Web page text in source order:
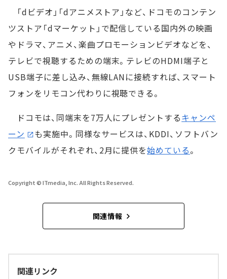
「dビデオ」「dアニメストア」など、ドコモのコンテン
ツストア「dマーケット」で配信している国内外の映画
やドラマ、アニメ、楽曲プロモーションビデオなどを、
テレビで視聴するための端末。テレビのHDMI端子と
USB端子に差し込み、無線LANに接続すれば、スマート
フォンをリモコン代わりに視聴できる。
ドコモは、同端末を7万人にプレゼントするキャンペ
ーン
も実施中。同様なサービスは、KDDI、ソフトバン
クモバイルがそれぞれ、2月に提供を始めている。
Copyright © ITmedia, Inc. All Rights Reserved.
関連情報
関連リンク